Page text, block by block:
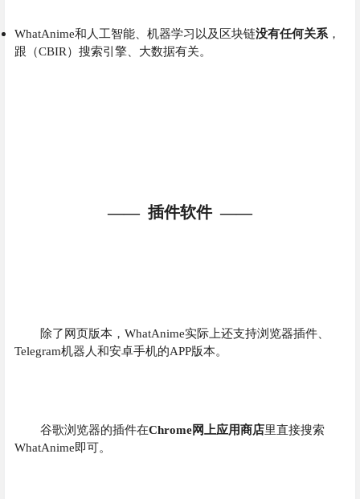
WhatAnime和人工智能、机器学习以及区块链没有任何关系，
跟（CBIR）搜索引擎、大数据有关。
—— 插件软件 ——
除了网页版本，WhatAnime实际上还支持浏览器插件、
Telegram机器人和安卓手机的APP版本。
谷歌浏览器的插件在Chrome网上应用商店里直接搜索
WhatAnime即可。